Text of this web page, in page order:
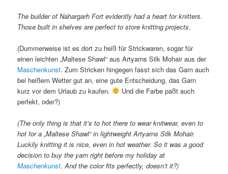
The builder of Nahargarh Fort evidently had a heart for knitters.
Those built in shelves are perfect to store knitting projects.
(Dummerweise ist es dort zu heiß für Strickwaren, sogar für
einen leichten „Maltese Shawl“ aus Artyarns Silk Mohair aus der
Maschenkunst. Zum Stricken hingegen fasst sich das Garn auch
bei heißem Wetter gut an, eine gute Entscheidung, das Garn
kurz vor dem Urlaub zu kaufen.
Und die Farbe paßt auch
perfekt, oder?)
(The only thing is that it’s to hot there to wear knitwear, even to
hot for a „Maltese Shawl“ in lightweight Artyarns Silk Mohair.
Luckily knitting it is nice, even in hot weather. So it was a good
decision to buy the yarn right before my holiday at
Maschenkunst. And the color fits perfectly, doesn’t it?)